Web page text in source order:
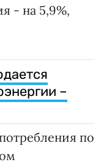
- на 5,9%,
–
по